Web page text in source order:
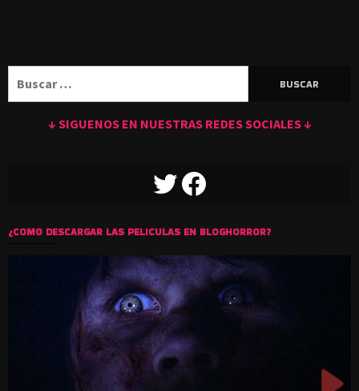
↓ SIGUENOS EN NUESTRAS REDES SOCIALES ↓
TWITTERFACEBOOK
¿COMO DESCARGAR LAS PELICULAS EN BLOGHORROR?